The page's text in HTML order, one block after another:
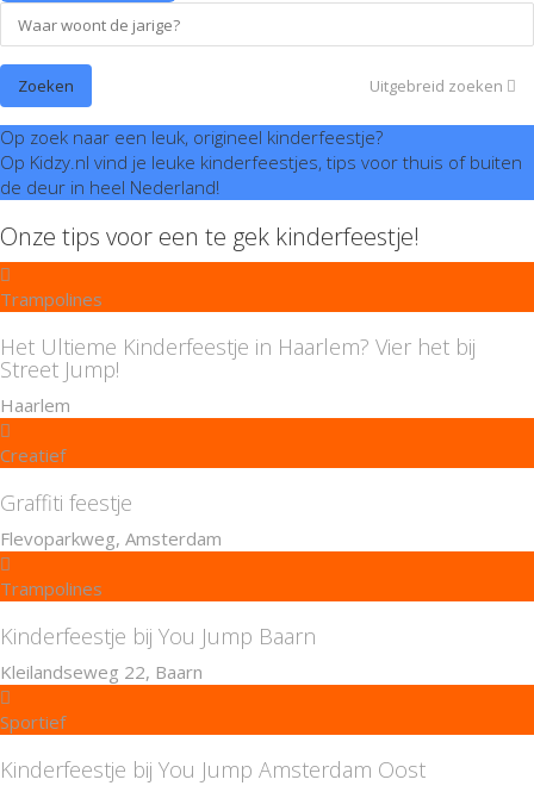
Uitgebreid zoeken
Op zoek naar een leuk, origineel kinderfeestje?
Op Kidzy.nl vind je leuke kinderfeestjes, tips voor thuis of buiten
de deur in heel Nederland!
Onze tips voor een te gek kinderfeestje!
Trampolines
Het Ultieme Kinderfeestje in Haarlem? Vier het bij
Street Jump!
Haarlem
Creatief
Graffiti feestje
Flevoparkweg, Amsterdam
Trampolines
Kinderfeestje bij You Jump Baarn
Kleilandseweg 22, Baarn
Sportief
Kinderfeestje bij You Jump Amsterdam Oost